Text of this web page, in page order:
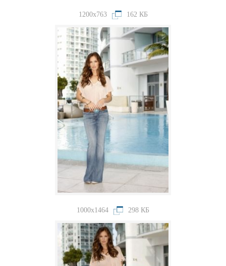
1200x763 162 КБ
1000x1464 298 КБ